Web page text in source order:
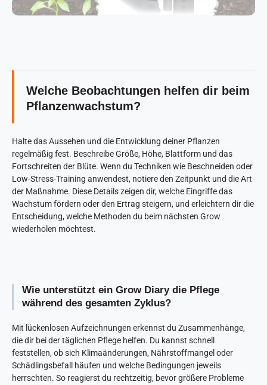
Welche Beobachtungen helfen dir beim
Pflanzenwachstum?
Halte das Aussehen und die Entwicklung deiner Pflanzen
regelmäßig fest. Beschreibe Größe, Höhe, Blattform und das
Fortschreiten der Blüte. Wenn du Techniken wie Beschneiden oder
Low-Stress-Training anwendest, notiere den Zeitpunkt und die Art
der Maßnahme. Diese Details zeigen dir, welche Eingriffe das
Wachstum fördern oder den Ertrag steigern, und erleichtern dir die
Entscheidung, welche Methoden du beim nächsten Grow
wiederholen möchtest.
Wie unterstützt ein Grow Diary die Pflege
während des gesamten Zyklus?
Mit lückenlosen Aufzeichnungen erkennst du Zusammenhänge,
die dir bei der täglichen Pflege helfen. Du kannst schnell
feststellen, ob sich Klimaänderungen, Nährstoffmangel oder
Schädlingsbefall häufen und welche Bedingungen jeweils
herrschten. So reagierst du rechtzeitig, bevor größere Probleme